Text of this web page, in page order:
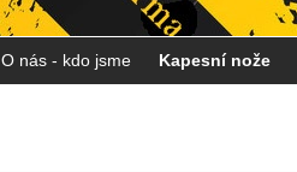
O nás - kdo jsme Kapesní nože